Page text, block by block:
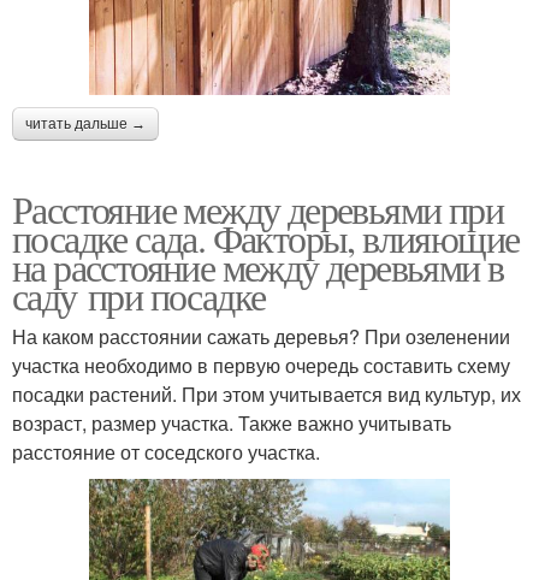
читать дальше →
Расстояние между деревьями при
посадке сада. Факторы, влияющие
на расстояние между деревьями в
саду при посадке
На каком расстоянии сажать деревья? При озеленении
участка необходимо в первую очередь составить схему
посадки растений. При этом учитывается вид культур, их
возраст, размер участка. Также важно учитывать
расстояние от соседского участка.